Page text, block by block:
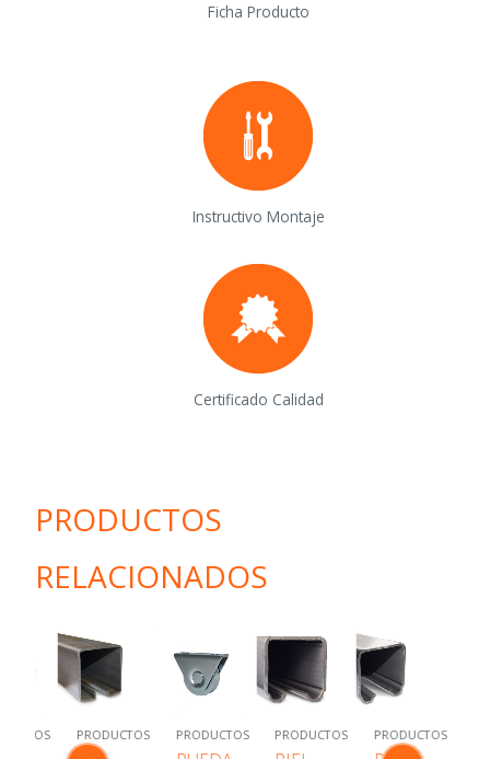
Ficha Producto
Instructivo Montaje
Certificado Calidad
PRODUCTOS
RELACIONADOS
PRODUCTOS PRODUCTOS PRODUCTOS PRODUCTOS